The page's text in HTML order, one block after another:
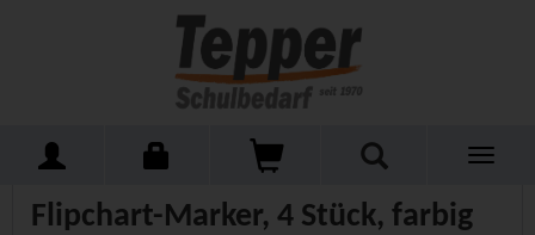
Toggle
Home
Flipchart-Marker, 4 Stück, farbig